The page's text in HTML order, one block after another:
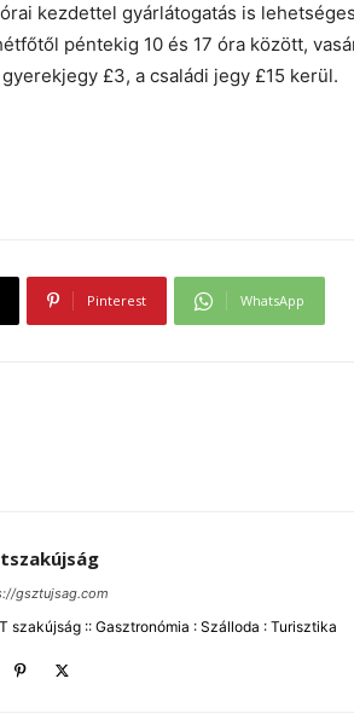
kezdettel gyárlátogatás is
péntekig 10 és 17 óra között,
£3, a családi jegy £15 kerül.
Pinterest WhatsApp
gsztujsag.com
szakújság :: Gasztronómia : Szálloda : Turisztika